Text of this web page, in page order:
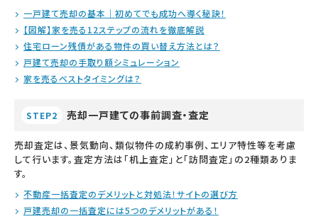
一戸建て売却の基本｜初めてでも成功へ導く秘訣！
【図解】家を売る12ステップの流れを徹底解説
住宅ローン残債がある物件の買い替え方法とは？
戸建て売却の手取り額シミュレーション
家を売るベストタイミングは？
STEP2 売却一戸建ての事前調査・査定
売却査定は、景気動向、類似物件の成約事例、エリア特性等を考慮
して行います。査定方法は「机上査定」と「訪問査定」の2種類ありま
す。
不動産一括査定のデメリットと対処法！サイトの選び方
戸建売却の一括査定には5つのデメリットがある！